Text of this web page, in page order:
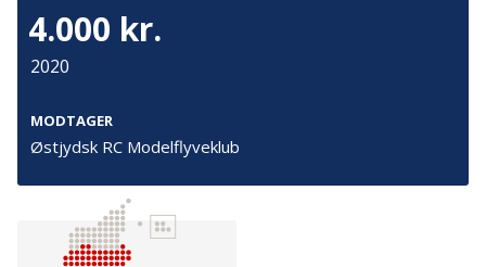
4.000 kr.
2020
MODTAGER
Østjydsk RC Modelflyveklub
Tilmeld nyhedsbrev
De seneste nyheder om TrygFondens og TryghedsGruppens
Tilmeld
Kontakt